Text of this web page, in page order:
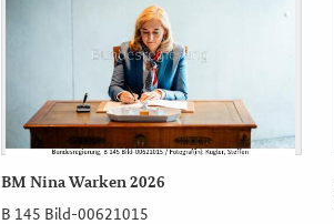
BM Nina Warken 2026
B 145 Bild-00621015